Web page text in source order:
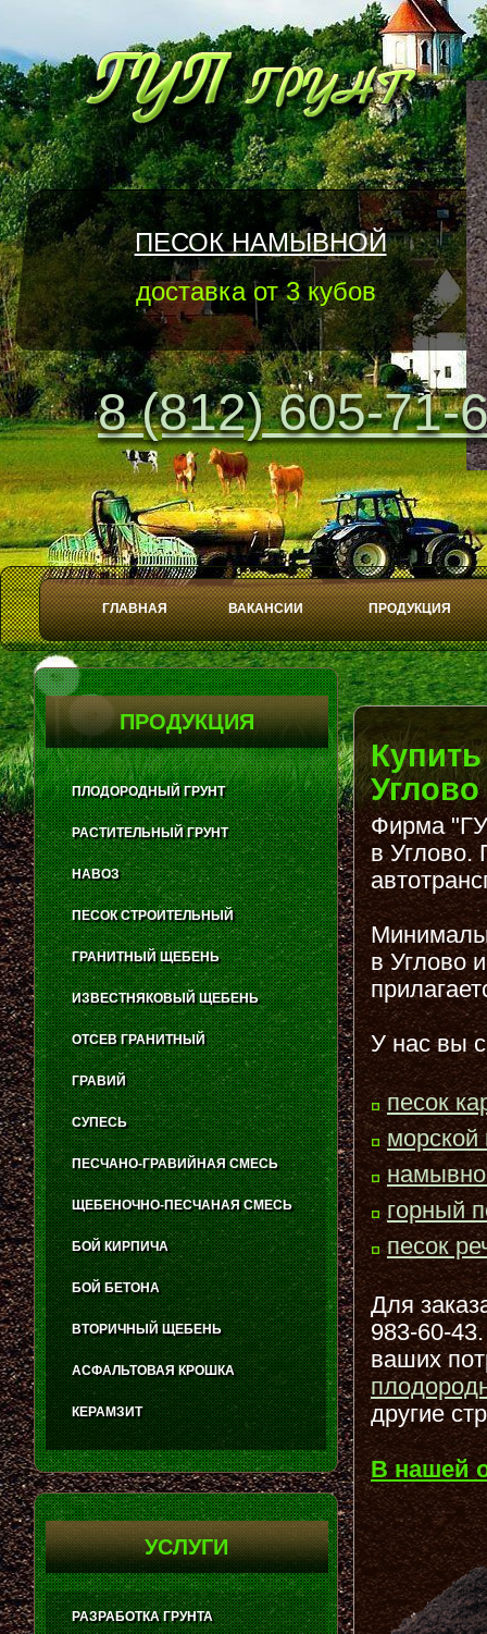
8 (812) 605-71-
ГЛАВНАЯ ВАКАНСИИ ПРОДУКЦИЯ
ПЕСОК НАМЫВНОЙ
доставка от 3 кубов
Play
Stop
Фирма
в Углово.
в Углово
У нас вы
песок
морской
горный
песок
Для
983-60-
ваших
другие
В нашей
ПРОДУКЦИЯ
ПЛОДОРОДНЫЙ ГРУНТ
РАСТИТЕЛЬНЫЙ ГРУНТ
НАВОЗ
ПЕСОК СТРОИТЕЛЬНЫЙ
ГРАНИТНЫЙ ЩЕБЕНЬ
ИЗВЕСТНЯКОВЫЙ ЩЕБЕНЬ
ОТСЕВ ГРАНИТНЫЙ
ГРАВИЙ
СУПЕСЬ
ПЕСЧАНО-ГРАВИЙНАЯ СМЕСЬ
ЩЕБЕНОЧНО-ПЕСЧАНАЯ СМЕСЬ
БОЙ КИРПИЧА
БОЙ БЕТОНА
ВТОРИЧНЫЙ ЩЕБЕНЬ
АСФАЛЬТОВАЯ КРОШКА
КЕРАМЗИТ
УСЛУГИ
РАЗРАБОТКА ГРУНТА